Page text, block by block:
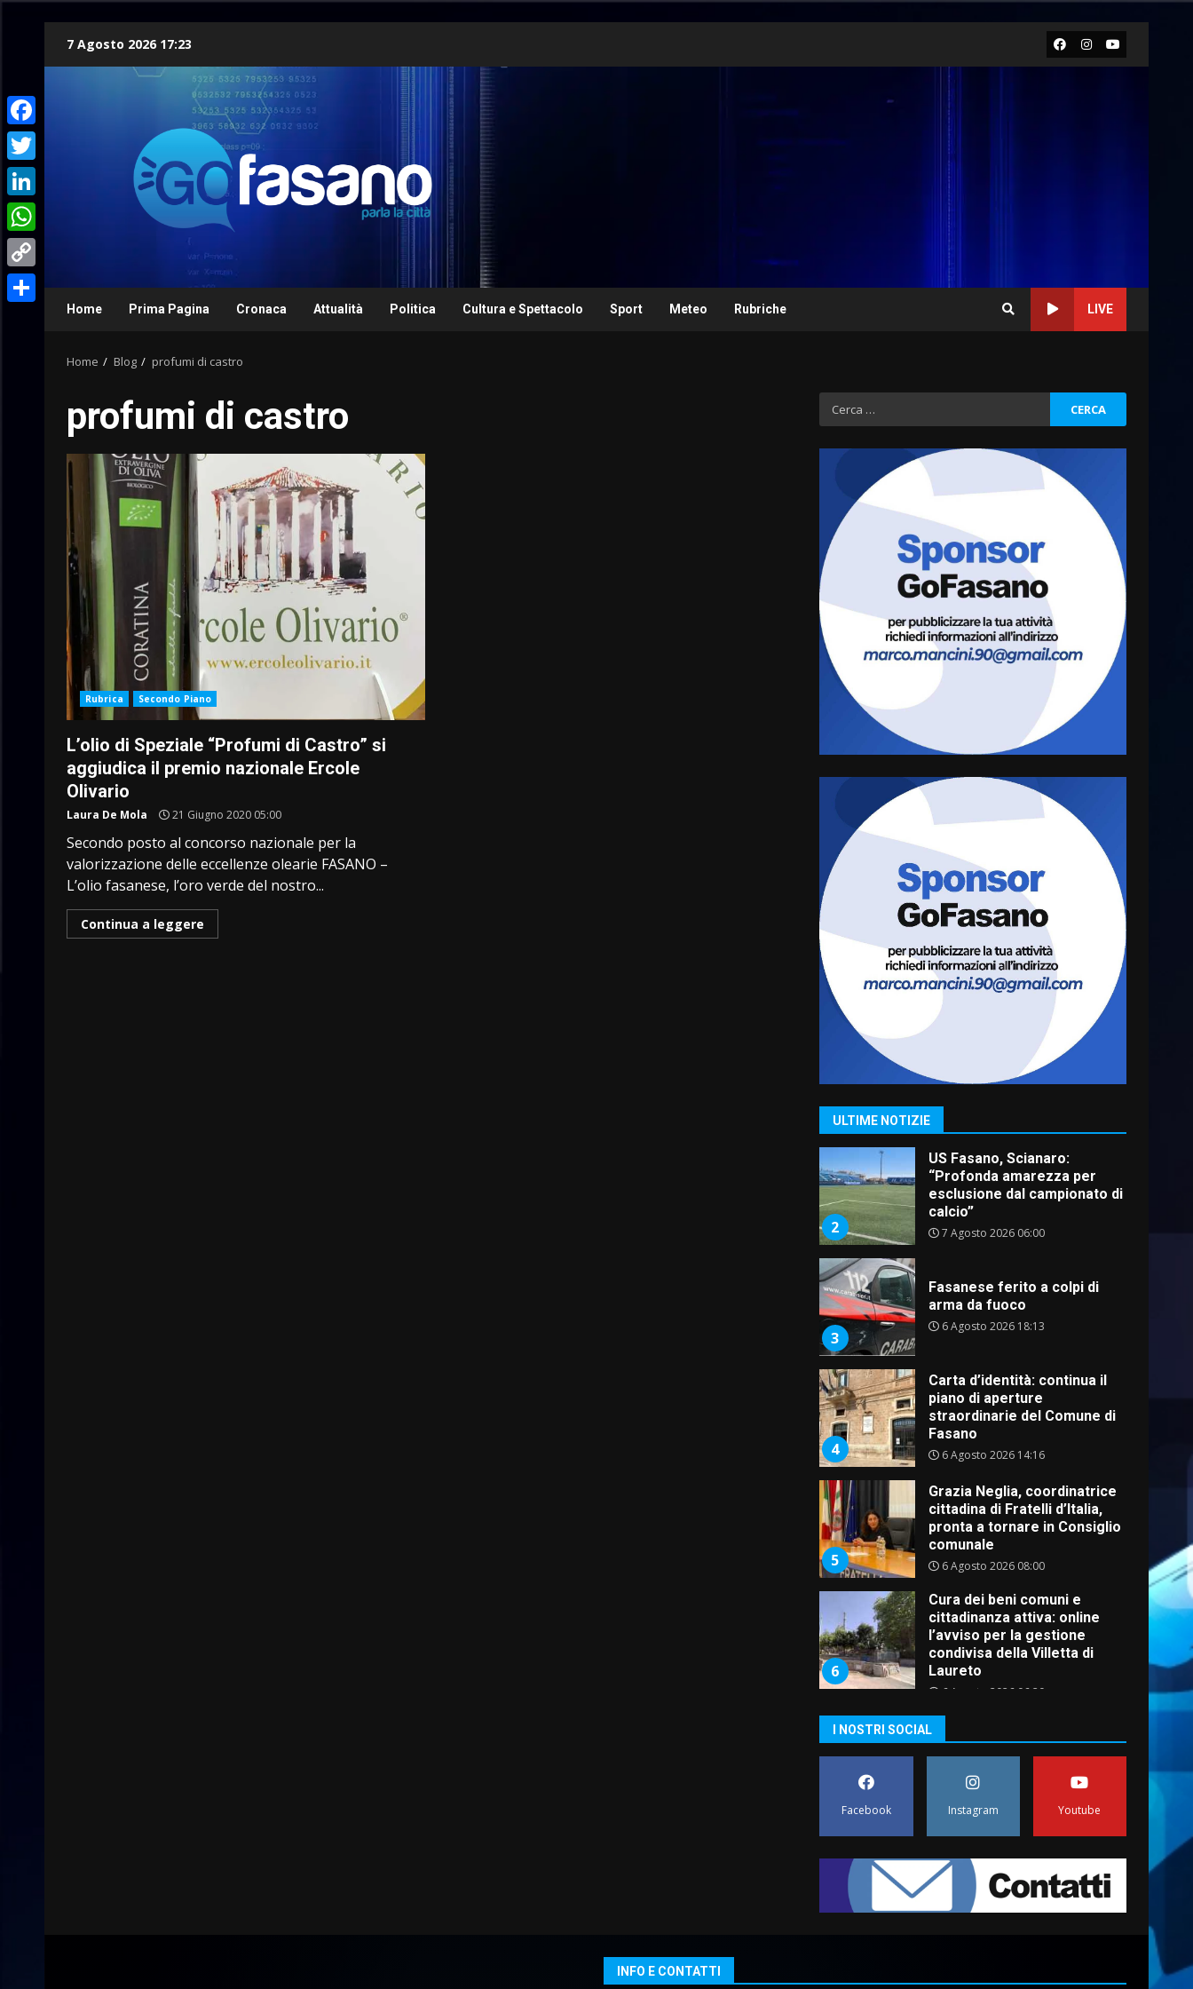
7 Agosto 2026 17:23 Facebook
Instagram
Youtube
Home Prima Pagina Cronaca Attualità Politica Cultura e Spettacolo Sport Meteo Rubriche LIVE
Home Blog profumi di castro
profumi di castro
Rubrica Secondo Piano
L’olio di Speziale “Profumi di Castro” si
aggiudica il premio nazionale Ercole
Olivario
Laura De Mola 21 Giugno 2020 05:00
Secondo posto al concorso nazionale per la
valorizzazione delle eccellenze olearie FASANO –
L’olio fasanese, l’oro verde del nostro...
Continua a leggere
Ricerca
per:
ULTIME NOTIZIE
Fasanese ferito a colpi di
arma da fuoco
6 Agosto 2026 18:13
4
Carta d’identità: continua il
piano di aperture
straordinarie del Comune di
Fasano
6 Agosto 2026 14:16
5
Grazia Neglia, coordinatrice
cittadina di Fratelli d’Italia,
pronta a tornare in Consiglio
6 Agosto 2026 08:00
Cura dei beni comuni e
cittadinanza attiva: online
l’avviso per la gestione
condivisa della Villetta di
Laureto
6 Agosto 2026 06:20
7
La magia del Minareto e la
prima assoluta de “L’Albergo
Belvedere. Il rapimento”
6 Agosto 2026 06:15
1
“I Contestatori: Musica di
Rivoluzione”: nuovo
appuntamento con “Fasano in
2
US Fasano, Scianaro:
“Profonda amarezza per
esclusione dal campionato di
calcio”
7 Agosto 2026 06:00
3
Fasanese ferito a colpi di
arma da fuoco
6 Agosto 2026 18:13
4
Carta d’identità: continua il
piano di aperture
straordinarie del Comune di
Fasano
6 Agosto 2026 14:16
5
Grazia Neglia, coordinatrice
cittadina di Fratelli d’Italia,
pronta a tornare in Consiglio
comunale
6 Agosto 2026 08:00
6
Cura dei beni comuni e
cittadinanza attiva: online
l’avviso per la gestione
condivisa della Villetta di
Laureto
6 Agosto 2026 06:20
prima assoluta de “L’Albergo
Belvedere. Il rapimento”
6 Agosto 2026 06:15
appuntamento con “Fasano in
Banda”
7 Agosto 2026 06:05
I NOSTRI SOCIAL
Facebook Instagram Youtube
INFO E CONTATTI
Facebook
Twitter
LinkedIn
WhatsApp
Copy